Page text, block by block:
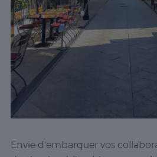
Envie d’embarquer vos